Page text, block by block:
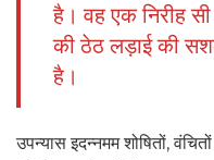
है। वह एक निरीह
की ठेठ लड़ाई की
है।
उपन्यास इदन्नमम शोषितों,